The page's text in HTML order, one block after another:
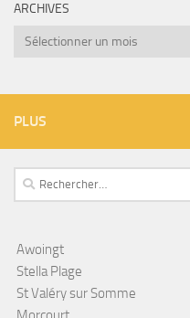
ARCHIVES
Archives
PLUS
Rechercher :
Awoingt
Stella Plage
St Valéry sur Somme